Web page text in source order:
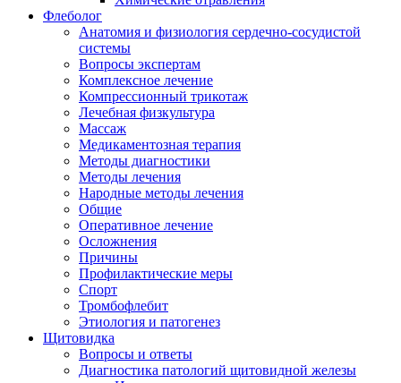
Флеболог
Анатомия и физиология сердечно-сосудистой
системы
Вопросы экспертам
Комплексное лечение
Компрессионный трикотаж
Лечебная физкультура
Массаж
Медикаментозная терапия
Методы диагностики
Методы лечения
Народные методы лечения
Общие
Оперативное лечение
Осложнения
Причины
Профилактические меры
Спорт
Тромбофлебит
Этиология и патогенез
Щитовидка
Вопросы и ответы
Диагностика патологий щитовидной железы